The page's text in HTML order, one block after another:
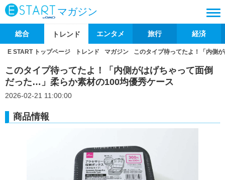
マガジン
総合 トレンド エンタメ 旅行 経済
E START トップページ トレンド マガジン このタイプ待ってたよ！「内側
このタイプ待ってたよ！「内側がはげちゃって面倒
だった…」柔らか素材の100均優秀ケース
2026-02-21 11:00:00
商品情報